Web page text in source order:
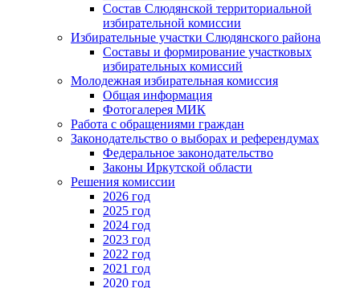
Состав Слюдянской территориальной
избирательной комиссии
Избирательные участки Слюдянского района
Составы и формирование участковых
избирательных комиссий
Молодежная избирательная комиссия
Общая информация
Фотогалерея МИК
Работа с обращениями граждан
Законодательство о выборах и референдумах
Федеральное законодательство
Законы Иркутской области
Решения комиссии
2026 год
2025 год
2024 год
2023 год
2022 год
2021 год
2020 год